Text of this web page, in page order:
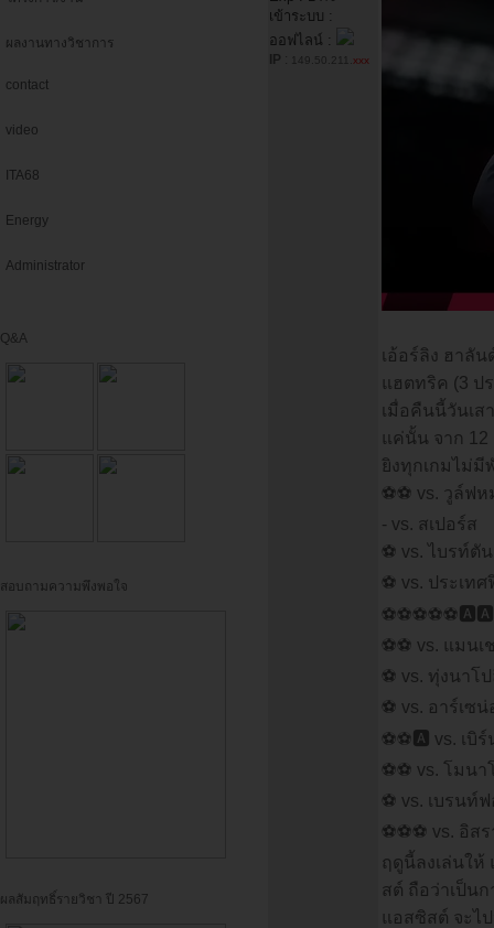
ผลงานทางวิชาการ
contact
video
ITA68
Energy
Administrator
Q&A
สอบถามความพึงพอใจ
ผลสัมฤทธิ์รายวิชา ปี 2567
เข้าระบบ :
ออฟไลน์ :
IP : 149.50.211. xxx
เอ้อร์ลิง ฮาลั
แฮตทริค (3 ป
เมื่อคืนนี้วันเส
แค่นั้น จาก
ยิงทุกเกมไม่มี
⚽⚽ vs. วูล์ฟ
- vs. สเปอร์ส
⚽ vs. ไบรท์ตัน
⚽ vs. ประเท
⚽⚽ vs. แมนเ
⚽ vs. ทุ่งนาโ
⚽ vs. อาร์เซ
⚽⚽🅰️ vs. เบิ
⚽⚽ vs. โมนา
⚽ vs. เบรนท์
⚽⚽⚽ vs. อิส
ฤดูนี้ลงเล่นให้
สต์ ถือว่าเป็น
แอสซิสต์ จะไ